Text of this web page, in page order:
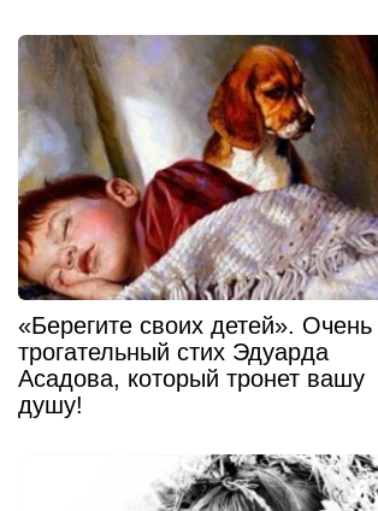
«Берегите своих детей». Очень
трогательный стих Эдуарда
Асадова, который тронет вашу
душу!